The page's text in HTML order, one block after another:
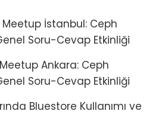
Meetup İstanbul: Ceph
Soru-Cevap Etkinliği
Ankara: Ceph
Soru-Cevap Etkinliği
Bluestore Kullanımı ve